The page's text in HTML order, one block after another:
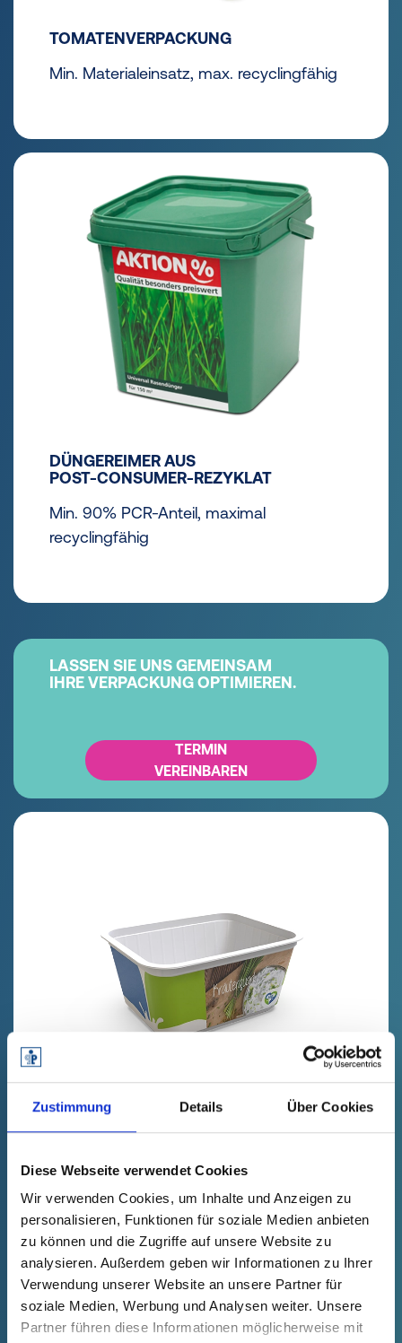
Zustimmung Details Über Cookies
Diese Webseite verwendet Cookies
Wir verwenden Cookies, um Inhalte und Anzeigen zu
personalisieren, Funktionen für soziale Medien anbieten
zu können und die Zugriffe auf unsere Website zu
analysieren. Außerdem geben wir Informationen zu Ihrer
Verwendung unserer Website an unsere Partner für
soziale Medien, Werbung und Analysen weiter. Unsere
Partner führen diese Informationen möglicherweise mit
TOMATENVERPACKUNG
Min. Materialeinsatz, max. recyclingfähig
DÜNGEREIMER AUS
POST-CONSUMER-REZYKLAT
Min. 90% PCR-Anteil, maximal
recyclingfähig
LASSEN SIE UNS GEMEINSAM
IHRE VERPACKUNG OPTIMIEREN.
TERMIN
VEREINBAREN
QUARKBECHER